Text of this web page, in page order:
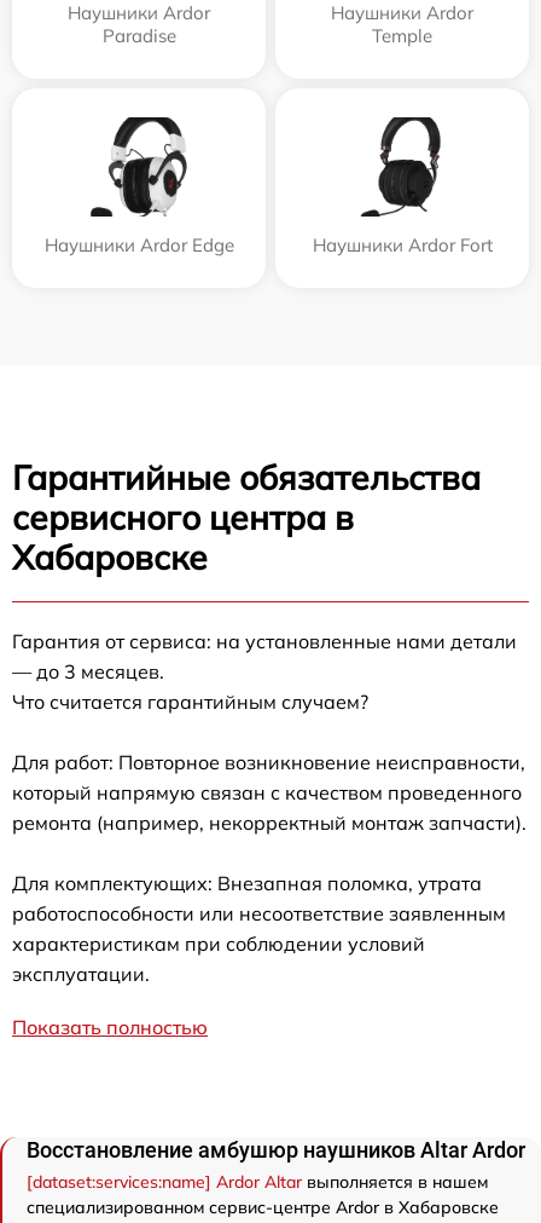
Наушники Ardor
Paradise
Наушники Ardor
Temple
Наушники Ardor Edge Наушники Ardor Fort
Гарантийные обязательства
сервисного центра в
Хабаровске
Гарантия от сервиса: на установленные нами детали
— до 3 месяцев.
Что считается гарантийным случаем?
Для работ: Повторное возникновение неисправности,
который напрямую связан с качеством проведенного
ремонта (например, некорректный монтаж запчасти).
Для комплектующих: Внезапная поломка, утрата
работоспособности или несоответствие заявленным
характеристикам при соблюдении условий
эксплуатации.
Показать полностью
Восстановление амбушюр наушников Аltar Ardor
[dataset:services:name] Ardor Аltarвыполняется в нашем
специализированном сервис-центре Ardor в Хабаровске